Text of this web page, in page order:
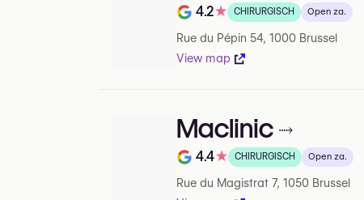
Beoordeling op 5 op Google
4.2★ CHIRURGISCH Open za.
Rue du Pépin 54, 1000 Brussel
View map
Maclinic
Beoordeling op 5 op Google
4.4★ CHIRURGISCH Open za.
Rue du Magistrat 7, 1050 Brussel